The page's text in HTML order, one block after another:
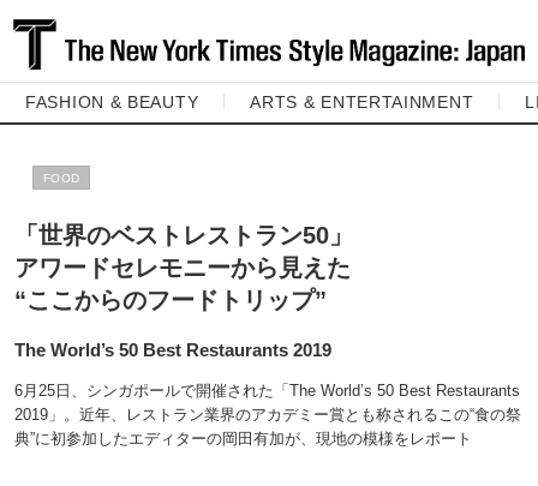
FASHION & BEAUTY ARTS & ENTERTAINMENT
FOOD
「世界のベストレストラン50」
アワードセレモニーから見えた
“ここからのフードトリップ”
The World’s 50 Best Restaurants 2019
6月25日、シンガポールで開催された「The World’s 50 Best Restaurants
2019」。近年、レストラン業界のアカデミー賞とも称されるこの“食の祭
典”に初参加したエディターの岡田有加が、現地の模様をレポート